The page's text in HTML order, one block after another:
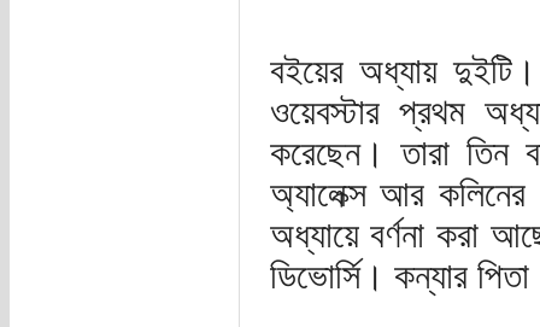
বইয়ের অধ্যায়
ওয়েবস্টার প্রথম
করেছেন। তারা তিন
অ্যালেক্স আর
অধ্যায়ে বর্ণনা করা
ডিভোর্সি। কন্যার